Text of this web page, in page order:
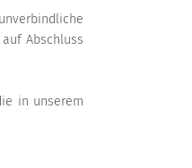
Abschluss
in unserem